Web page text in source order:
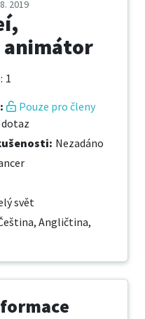
2019
animátor
: 1
:
Pouze pro členy
dotaz
: Nezadáno
svět
Angličtina,